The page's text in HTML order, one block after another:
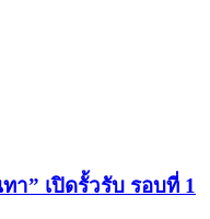
า” เปิดรั้วรับ รอบที่ 1